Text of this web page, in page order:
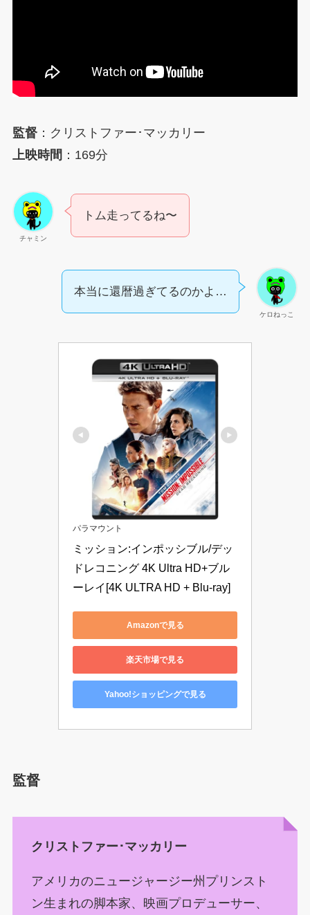
監督：クリストファー･マッカリー
上映時間 ：169分
チャミン
トム走ってるね〜
ケロねっこ
本当に還暦過ぎてるのかよ…
パラマウント
ミッション:インポッシブル/デッ
ドレコニング 4K Ultra HD+ブル
ーレイ[4K ULTRA HD + Blu-ray]
Amazonで見る
楽天市場で見る
Yahoo!ショッピングで見る
監督
クリストファー･マッカリー
アメリカのニュージャージー州プリンスト
ン生まれの脚本家、映画プロデューサー、